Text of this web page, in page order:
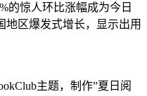
的惊人环比涨幅成为今日
地区爆发式增长，显示出用
主题，制作”夏日阅